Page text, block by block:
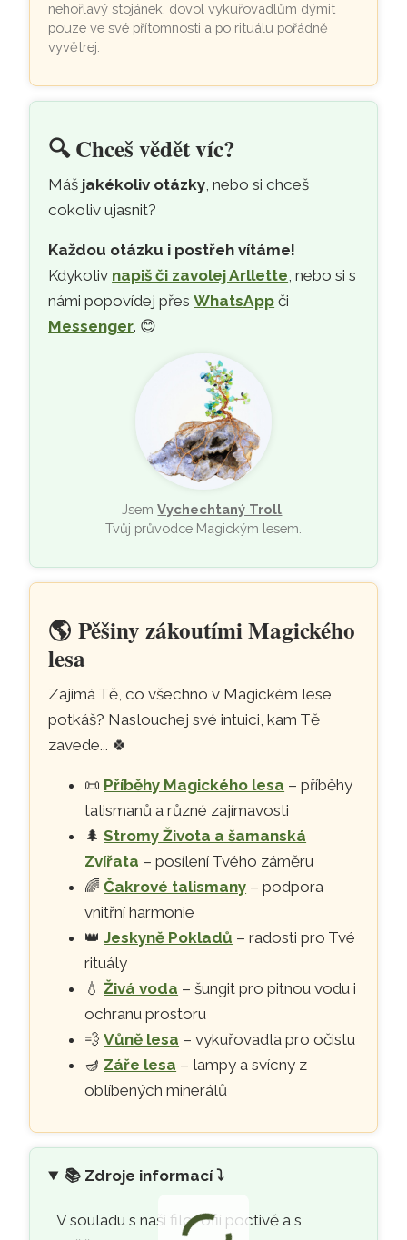
nehořlavý stojánek, dovol vykuřovadlům dýmit
pouze ve své přítomnosti a po rituálu pořádně
vyvětrej.
🔍Chceš vědět víc?
Máš jakékoliv otázky, nebo si chceš
cokoliv ujasnit?
Každou otázku i postřeh vítáme!
Kdykoliv napiš či zavolej Arllette, nebo si s
námi popovídej přesWhatsApp či
Messenger. 😊
JsemVychechtaný Troll
Tvůj průvodce Magickým lesem.
🌎Pěšiny zákoutími Magického
lesa
Zajímá Tě, co všechno v Magickém lese
potkáš? Naslouchej své intuici, kam Tě
zavede... 🍀
📜 Příběhy Magického lesa – příběhy
talismanů a různé zajímavosti
🌲Stromy Života a šamanská
Zvířata – posílení Tvého záměru
🌈Čakrové talismany – podpora
vnitřní harmonie
👑Jeskyně Pokladů – radosti pro Tvé
rituály
💧Živá voda – šungit pro pitnou vodu i
ochranu prostoru
💨Vůně lesa – vykuřovadla pro očistu
🪔 Záře lesa – lampy a svícny z
oblíbených minerálů
📚 Zdroje informací ⤵️
V souladu s naší filozofií poctivě a s